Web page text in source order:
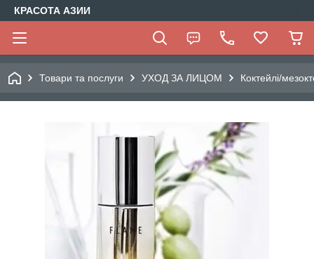
КРАСОТА АЗИИ
Товари та послуги УХОД ЗА ЛИЦОМ Коктейлі/